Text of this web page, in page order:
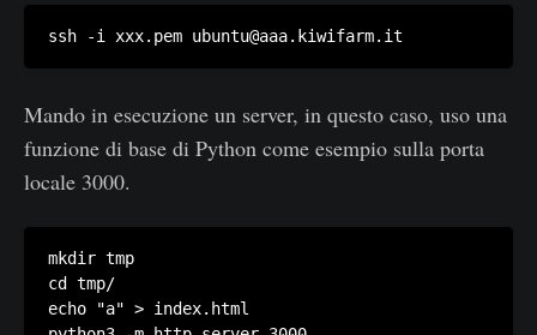
Mando in esecuzione un server, in questo caso, uso una
funzione di base di Python come esempio sulla porta
locale 3000.
mkdir tmp
cd tmp/
echo "a" > index.html